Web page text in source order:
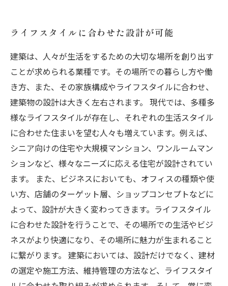
ライフスタイルに合わせた設計が可能
建築は、人々が生活をするための大切な場所を創り出す
ことが求められる業種です。その場所での暮らし方や働
き方、また、その家族構成やライフスタイルに合わせ、
建築物の設計は大きく左右されます。 現代では、多種多
様なライフスタイルが存在し、それぞれの生活スタイル
に合わせた住まいを望む人々も増えています。例えば、
シニア向けの住宅や大規模マンション、ワンルームマン
ションなど、様々なニーズに応える住宅が設計されてい
ます。 また、ビジネスにおいても、オフィスの種類や使
い方、店舗のターゲット層、ショップコンセプトなどに
よって、設計が大きく変わってきます。ライフスタイル
に合わせた設計を行うことで、その場所での生活やビジ
ネスがより快適になり、その場所に魅力が生まれること
に繋がります。 建築においては、設計だけでなく、建材
の選定や施工方法、維持管理の方法など、ライフスタイ